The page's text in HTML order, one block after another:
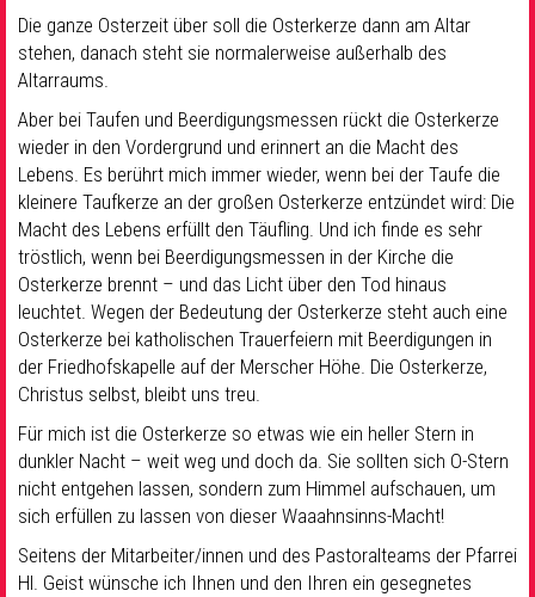
Die ganze Osterzeit über soll die Osterkerze dann am Altar
stehen, danach steht sie normalerweise außerhalb des
Altarraums.
Aber bei Taufen und Beerdigungsmessen rückt die Osterkerze
wieder in den Vordergrund und erinnert an die Macht des
Lebens. Es berührt mich immer wieder, wenn bei der Taufe die
kleinere Taufkerze an der großen Osterkerze entzündet wird: Die
Macht des Lebens erfüllt den Täufling. Und ich finde es sehr
tröstlich, wenn bei Beerdigungsmessen in der Kirche die
Osterkerze brennt – und das Licht über den Tod hinaus
leuchtet. Wegen der Bedeutung der Osterkerze steht auch eine
Osterkerze bei katholischen Trauerfeiern mit Beerdigungen in
der Friedhofskapelle auf der Merscher Höhe. Die Osterkerze,
Christus selbst, bleibt uns treu.
Für mich ist die Osterkerze so etwas wie ein heller Stern in
dunkler Nacht – weit weg und doch da. Sie sollten sich O-Stern
nicht entgehen lassen, sondern zum Himmel aufschauen, um
sich erfüllen zu lassen von dieser Waaahnsinns-Macht!
Seitens der Mitarbeiter/innen und des Pastoralteams der Pfarrei
Hl. Geist wünsche ich Ihnen und den Ihren ein gesegnetes